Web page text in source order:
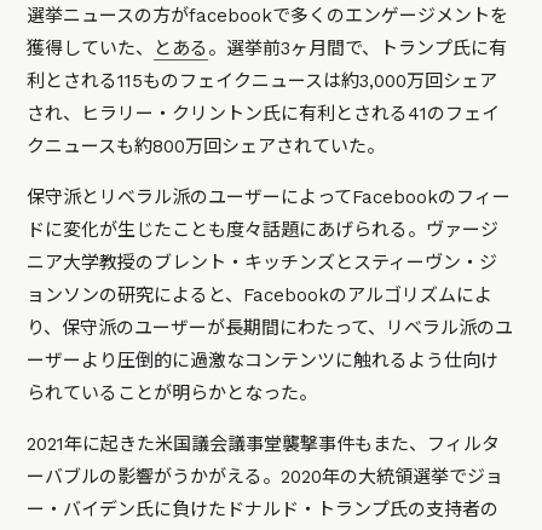
選挙ニュースの方がfacebookで多くのエンゲージメントを
獲得していた、
とある。選挙前3ヶ月間で、トランプ氏に有
利とされる115ものフェイクニュースは約3,000万回シェア
され、ヒラリー・クリントン氏に有利とされる41のフェイ
クニュースも約800万回シェアされていた。
保守派とリベラル派のユーザーによってFacebookのフィー
ドに変化が生じたことも度々話題にあげられる。ヴァージ
ニア大学教授のブレント・キッチンズとスティーヴン・ジ
ョンソンの研究によると、Facebookのアルゴリズムによ
り、保守派のユーザーが長期間にわたって、リベラル派のユ
ーザーより圧倒的に過激なコンテンツに触れるよう仕向け
られていることが明らかとなった。
2021年に起きた米国議会議事堂襲撃事件もまた、フィルタ
ーバブルの影響がうかがえる。2020年の大統領選挙でジョ
ー・バイデン氏に負けたドナルド・トランプ氏の支持者の